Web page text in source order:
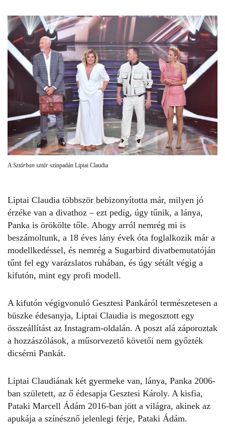
ASztárban sztár színpadán Liptai Claudia
Liptai Claudia többször bebizonyította már, milyen jó
érzéke van a divathoz – ezt pedig, úgy tűnik, a lánya,
Panka is örökölte tőle. Ahogy arról nemrég mi is
beszámoltunk, a 18 éves lány évek óta foglalkozik már a
modellkedéssel, és nemrég a Sugarbird divatbemutatóján
tűnt fel egy varázslatos ruhában, és úgy sétált végig a
kifutón, mint egy profi modell.
A kifutón végigvonuló Gesztesi Pankáról természetesen a
büszke édesanyja, Liptai Claudia is megosztott egy
összeállítást az Instagram-oldalán. A poszt alá záporoztak
a hozzászólások, a műsorvezető követői nem győzték
dicsérni Pankát.
Liptai Claudiának két gyermeke van, lánya, Panka 2006-
ban született, az ő édesapja Gesztesi Károly. A kisfia,
Pataki Marcell Ádám 2016-ban jött a világra, akinek az
apukája a színésznő jelenlegi férje, Pataki Ádám.